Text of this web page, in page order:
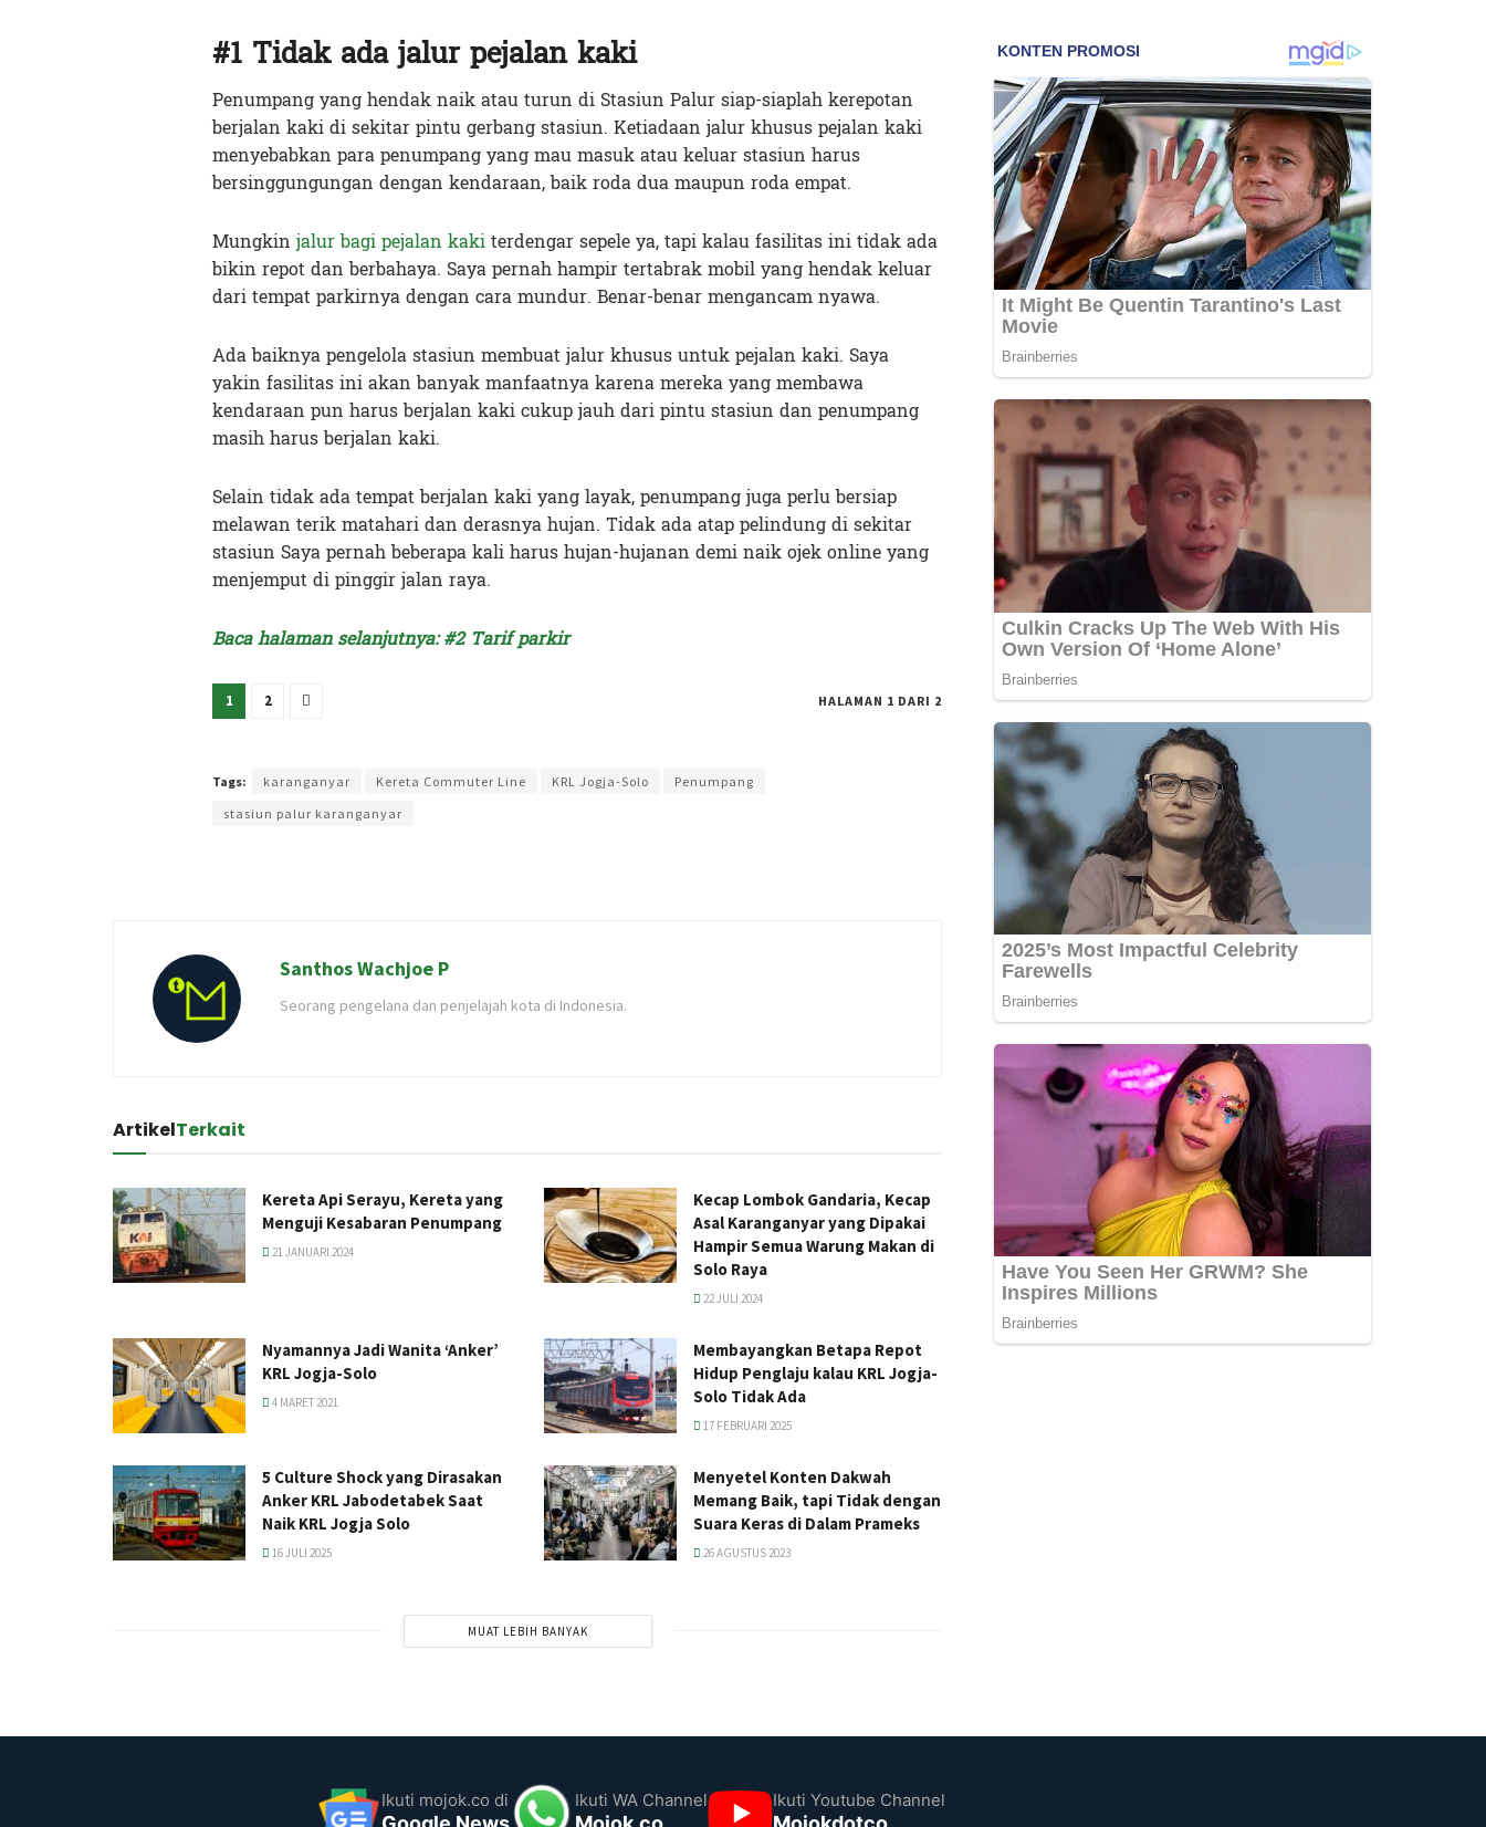
#1 Tidak ada jalur pejalan kaki
Penumpang yang hendak naik atau turun di Stasiun Palur siap-siaplah kerepotan
berjalan kaki di sekitar pintu gerbang stasiun. Ketiadaan jalur khusus pejalan kaki
menyebabkan para penumpang yang mau masuk atau keluar stasiun harus
bersinggungungan dengan kendaraan, baik roda dua maupun roda empat.
Mungkinjalur bagi pejalan kakiterdengar sepele ya, tapi kalau fasilitas ini tidak ada
bikin repot dan berbahaya. Saya pernah hampir tertabrak mobil yang hendak keluar
dari tempat parkirnya dengan cara mundur. Benar-benar mengancam nyawa.
Ada baiknya pengelola stasiun membuat jalur khusus untuk pejalan kaki. Saya
yakin fasilitas ini akan banyak manfaatnya karena mereka yang membawa
kendaraan pun harus berjalan kaki cukup jauh dari pintu stasiun dan penumpang
masih harus berjalan kaki.
Selain tidak ada tempat berjalan kaki yang layak, penumpang juga perlu bersiap
melawan terik matahari dan derasnya hujan. Tidak ada atap pelindung di sekitar
stasiun Saya pernah beberapa kali harus hujan-hujanan demi naik ojek online yang
menjemput di pinggir jalan raya.
Baca halaman selanjutnya: #2 Tarif parkir
HALAMAN 1 DARI 2
1 2
Tags: karanganyar Kereta Commuter Line KRL Jogja-Solo
Penumpang
stasiun palur karanganyar
Santhos Wachjoe P
Seorang pengelana dan penjelajah kota di Indonesia.
ArtikelTerkait
Kereta Api Serayu, Kereta yang
Menguji Kesabaran Penumpang
21 JANUARI 2024
Kecap Lombok Gandaria, Kecap
Asal Karanganyar yang Dipakai
Hampir Semua Warung Makan di
Solo Raya
22 JULI 2024
Nyamannya Jadi Wanita ‘Anker’
KRL Jogja-Solo
4 MARET 2021
Membayangkan Betapa Repot
Hidup Penglaju kalau KRL Jogja-
Solo Tidak Ada
17 FEBRUARI 2025
5 Culture Shock yang Dirasakan
Anker KRL Jabodetabek Saat
Naik KRL Jogja Solo
16 JULI 2025
Menyetel Konten Dakwah
Memang Baik, tapi Tidak dengan
Suara Keras di Dalam Prameks
26 AGUSTUS 2023
MUAT LEBIH BANYAK
Ikuti mojok.co di Ikuti WA Channel Ikuti Youtube Channel